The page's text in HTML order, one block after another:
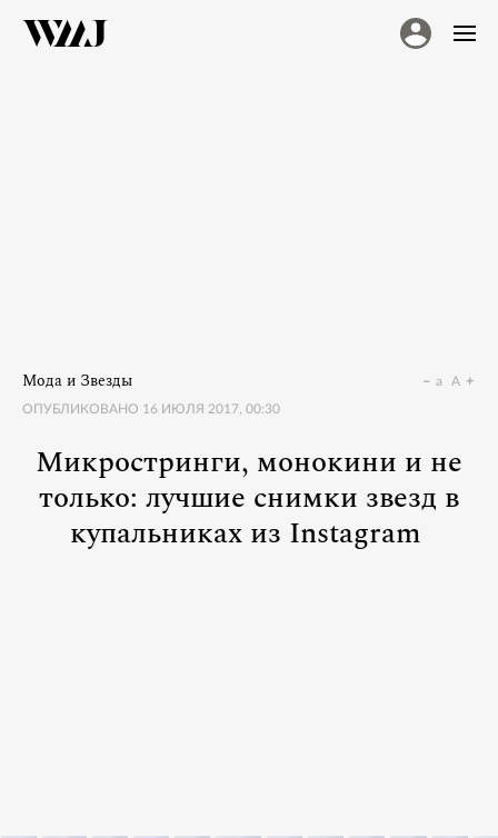
Мода и Звезды
ОПУБЛИКОВАНО 16 ИЮЛЯ 2017, 00:30
a A
Микростринги, монокини и не
только: лучшие снимки звезд в
купальниках из Instagram